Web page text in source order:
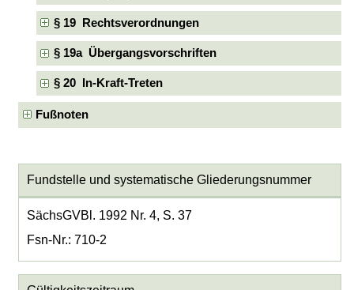
§ 19 Rechtsverordnungen
§ 19a Übergangsvorschriften
§ 20 In-Kraft-Treten
Fußnoten
Fundstelle und systematische Gliederungsnummer
SächsGVBl. 1992 Nr. 4, S. 37
Fsn-Nr.: 710-2